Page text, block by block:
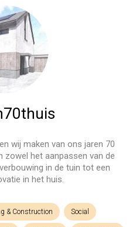
wij maken van ons jaren 70
zowel het aanpassen van de
in de tuin tot een
in het huis.
& Construction Social